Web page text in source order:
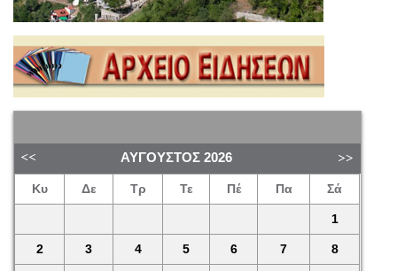
ΑΎΓΟΥΣΤΟΣ 2026
Κυ Δε Τρ Τε Πέ Πα Σά
1
2 3 4 5 6 7 8